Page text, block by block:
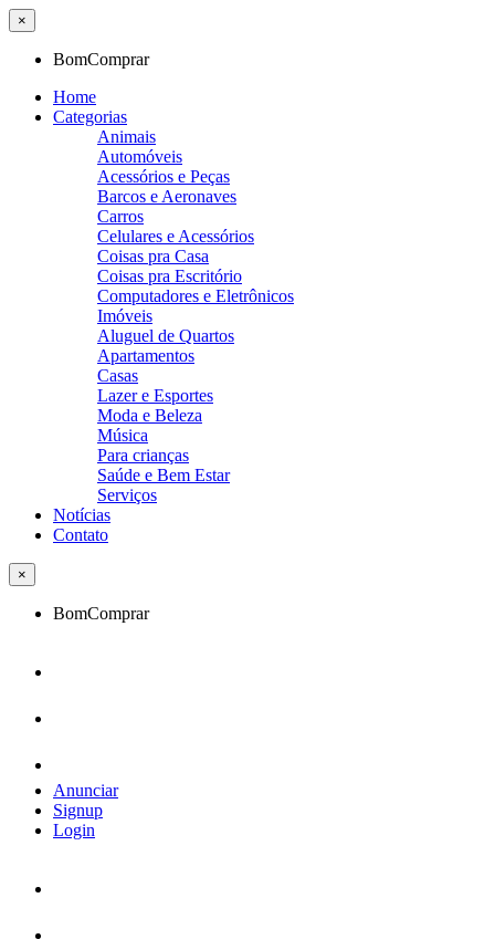
×
BomComprar
Home
Categorias
Animais
Automóveis
Acessórios e Peças
Barcos e Aeronaves
Carros
Celulares e Acessórios
Coisas pra Casa
Coisas pra Escritório
Computadores e Eletrônicos
Imóveis
Aluguel de Quartos
Apartamentos
Casas
Lazer e Esportes
Moda e Beleza
Música
Para crianças
Saúde e Bem Estar
Serviços
Notícias
Contato
×
BomComprar
Anunciar
Signup
Login